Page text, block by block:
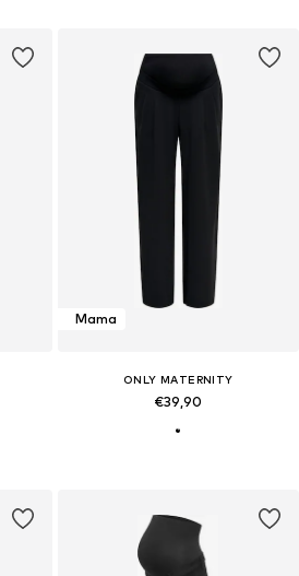
Mama
ONLY MATERNITY
€39,90